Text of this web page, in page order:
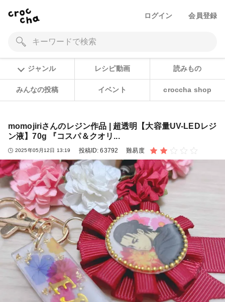
ログイン 会員登録
ジャンル レシピ動画 読みもの
みんなの投稿 イベント croccha shop
momojiriさんのレジン作品 | 超透明【大容量UV-LEDレジ
ン液】70g 『コスパ＆クオリ...
2025年05月12日 13:19 投稿ID:63792 難易度